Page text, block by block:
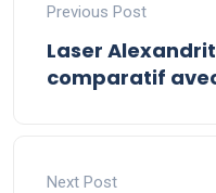
Previous Post
Laser
comparatif
Next Post